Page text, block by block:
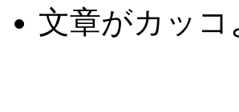
文章がカッ